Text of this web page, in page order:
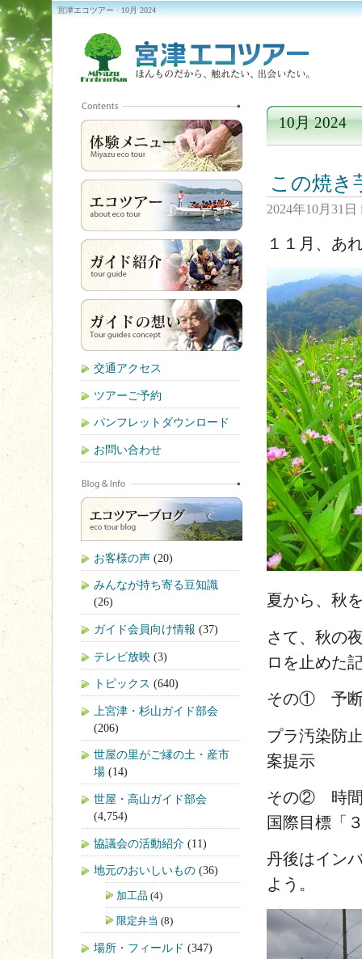
宮津エコツアー · 10月 2024
10月 2024
この焼き
2024年10月31日
１１月、あ
夏から、秋
さて、秋の
ロを止めた
その① 予断
プラ汚染防
案提示
その② 時間
国際目標「
丹後はイン
よう。
交通アクセス
ツアーご予約
パンフレットダウンロード
お問い合わせ
お客様の声 (20)
みんなが持ち寄る豆知識
(26)
ガイド会員向け情報 (37)
テレビ放映 (3)
トピックス (640)
上宮津・杉山ガイド部会
(206)
世屋の里がご縁の土・産市
場 (14)
世屋・高山ガイド部会
(4,754)
協議会の活動紹介 (11)
地元のおいしいもの (36)
加工品 (4)
限定弁当 (8)
場所・フィールド (347)